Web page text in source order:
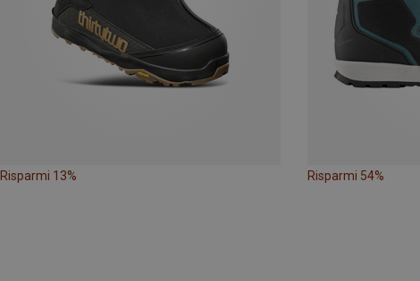
Risparmi 13% Risparmi 54%